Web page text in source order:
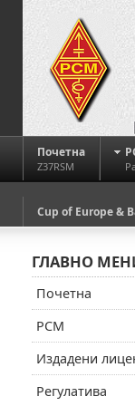
Почетна
Z37RSM
Cup of Europe &
ГЛАВНО
Почетна
РСМ
Издадени
Регулатива